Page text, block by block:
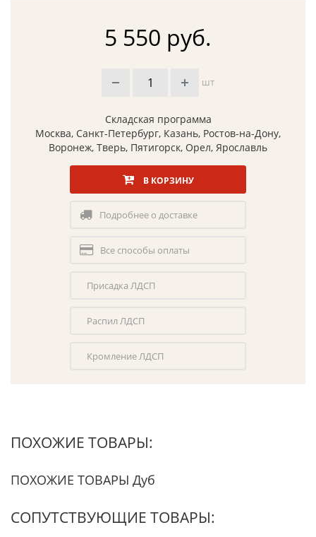
5 550 руб.
шт
Складская программа
Москва, Санкт-Петербург, Казань, Ростов-на-Дону,
Воронеж, Тверь, Пятигорск, Орел, Ярославль
В КОРЗИНУ
Подробнее о доставке
Все способы оплаты
Присадка ЛДСП
Распил ЛДСП
Кромление ЛДСП
ПОХОЖИЕ ТОВАРЫ:
ПОХОЖИЕ ТОВАРЫ Дуб
СОПУТСТВУЮЩИЕ ТОВАРЫ: